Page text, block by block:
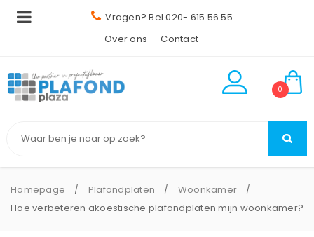
Vragen? Bel 020- 615 56 55
Over ons
Contact
0
Homepage / Plafondplaten / Woonkamer /
Hoe verbeteren akoestische plafondplaten mijn woonkamer?